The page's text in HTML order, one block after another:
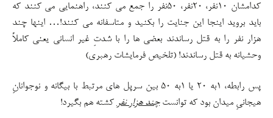
کدامشان ۱۰نفر، ۲۰نفر، ۵۰نفر را جمع می کنند، راهنمایی می کنند که
باید بروید اینجا این جنایت را بکنید و متاسفانه می کنند!… اینها چند
هزار نفر را به قتل رساندند بعضی ها را با شدتِ غیر انسانی یعنی کاملاً
وحشیانه به قتل رساندند! (تلخیص فرمایشات رهبری)
پس رابطه، ۱به ۲۰ یا ۱به ۵۰ بین سرپل های مرتبط با بیگانه و نوجوانانِ
هیجانیِ میدان بود که توانستچند هزار نفر کشته هم بگیرد!